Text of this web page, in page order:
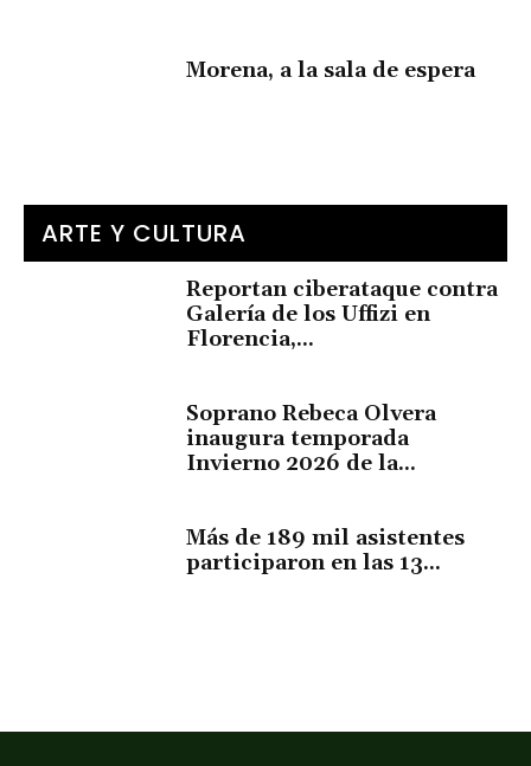
Morena, a la sala de espera
ARTE Y CULTURA
Reportan ciberataque contra
Galería de los Uffizi en
Florencia,...
Soprano Rebeca Olvera
inaugura temporada
Invierno 2026 de la...
Más de 189 mil asistentes
participaron en las 13...